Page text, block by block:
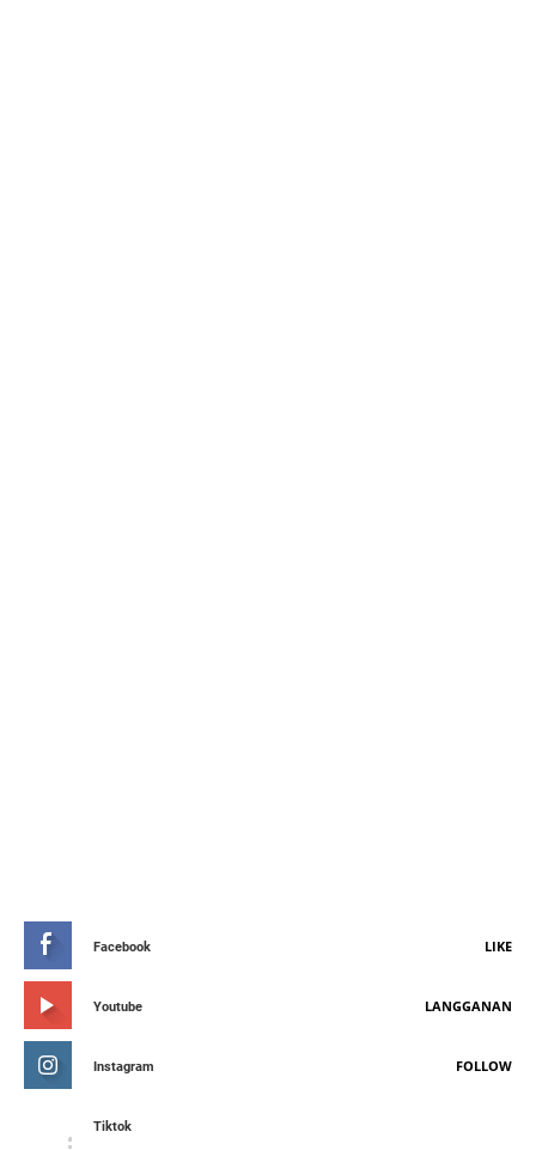
Facebook LIKE
Youtube LANGGANAN
Instagram FOLLOW
Tiktok